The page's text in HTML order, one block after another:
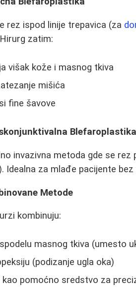
rez ispod linije trepavica (za
zatim:
višak kože i masnog tkiva
mišića
fine šavove
Blefaroplastika
invazivna metoda gde se
Idealna za mlađe pacijente bez
Metode
kombinuju:
masnog tkiva (umesto
(podizanje ugla oka)
kao pomoćno sredstvo za